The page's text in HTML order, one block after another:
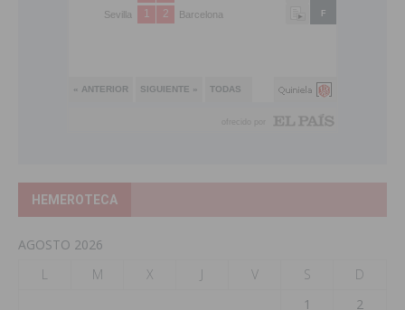
HEMEROTECA
AGOSTO 2026
L
M X J V S
D
1
2